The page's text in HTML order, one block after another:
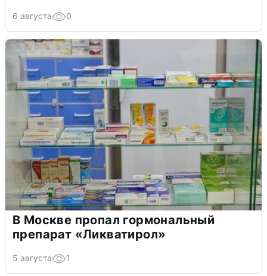
6 августа 0
В Москве пропал гормональный
препарат «Ликватирол»
5 августа 1